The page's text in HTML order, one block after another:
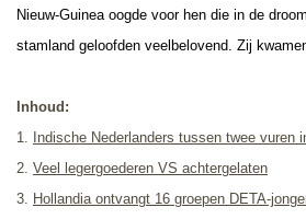
Nieuw-Guinea oogde voor hen die in de
stamland geloofden veelbelovend. Zij
Inhoud:
1.
Indische Nederlanders tussen twee vuren
2. Veel legergoederen VS achtergelaten
3.
Hollandia ontvangt 16 groepen DETA-